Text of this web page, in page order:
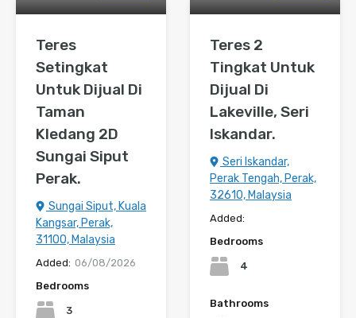
Teres
Setingkat
Untuk Dijual Di
Taman
Kledang 2D
Sungai Siput
Perak.
Sungai Siput, Kuala
Kangsar, Perak,
31100, Malaysia
Added: 06/08/2026
Bedrooms
3
Teres 2
Tingkat Untuk
Dijual Di
Lakeville, Seri
Iskandar.
Seri Iskandar,
Perak Tengah, Perak,
32610, Malaysia
Added:
Bedrooms
4
Bathrooms